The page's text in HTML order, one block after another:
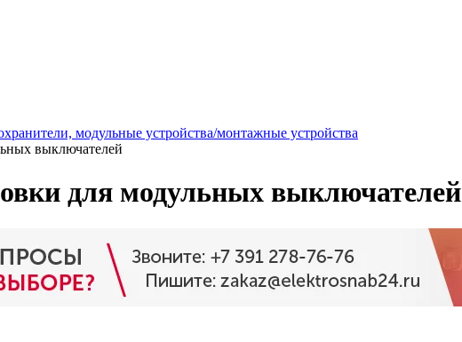
модульные устройства/монтажные устройства
выключателей
для модульных выключателей